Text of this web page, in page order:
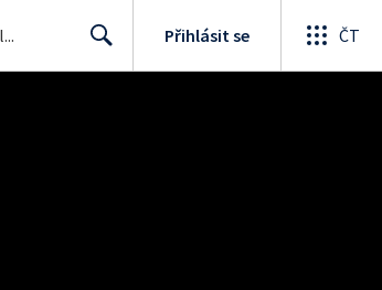
Přihlásit se ČT